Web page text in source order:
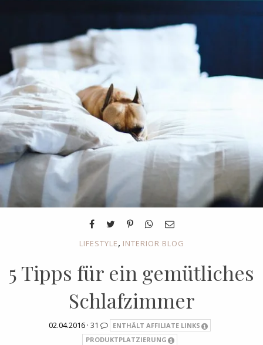
LIFESTYLE, INTERIOR BLOG
5 Tipps für ein gemütliches
Schlafzimmer
02.04.2016 · 31
ENTHÄLT AFFILIATE LINKS
PRODUKTPLATZIERUNG